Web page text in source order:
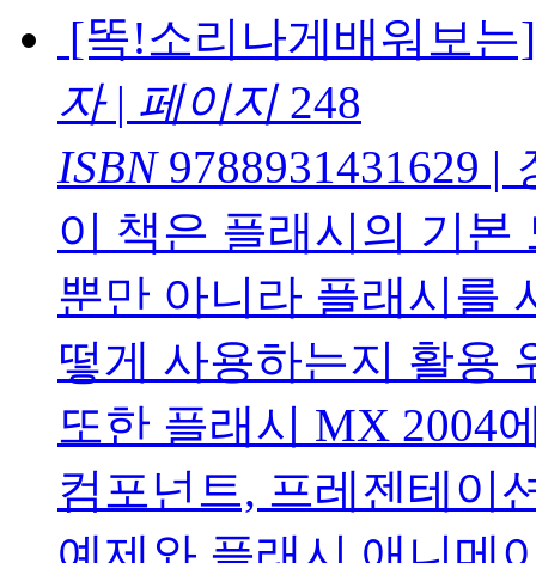
[똑!소리나게배워보
자 | 페이지248
ISBN9788931431629 |
이 책은 플래시의 기본
뿐만 아니라 플래시를
떻게 사용하는지 활용
또한 플래시 MX 2004
컴포넌트, 프레젠테이